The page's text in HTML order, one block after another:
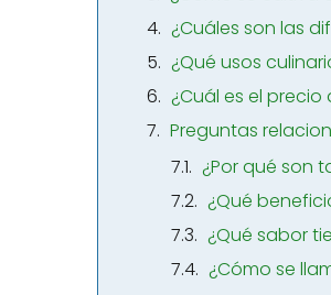
¿Cuáles son las
¿Qué usos
¿Cuál es el
Preguntas
¿Por qué son
¿Qué
¿Qué sabor
¿Cómo se